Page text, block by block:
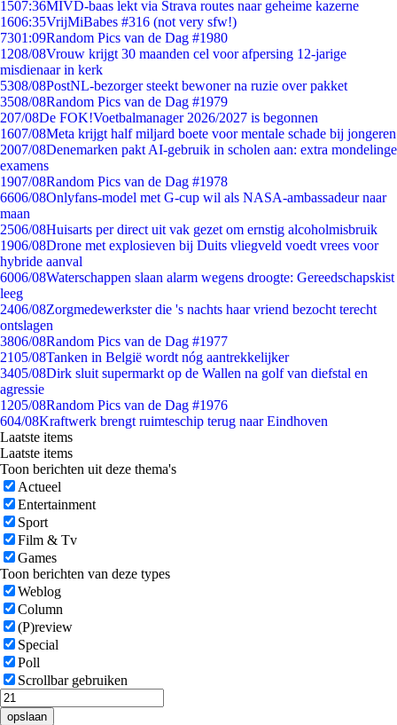
1507:36MIVD-baas lekt via Strava routes naar geheime kazerne
1606:35VrijMiBabes #316 (not very sfw!)
7301:09Random Pics van de Dag #1980
1208/08Vrouw krijgt 30 maanden cel voor afpersing 12-jarige
misdienaar in kerk
5308/08PostNL-bezorger steekt bewoner na ruzie over pakket
3508/08Random Pics van de Dag #1979
207/08De FOK!Voetbalmanager 2026/2027 is begonnen
1607/08Meta krijgt half miljard boete voor mentale schade bij jongeren
2007/08Denemarken pakt AI-gebruik in scholen aan: extra mondelinge
examens
1907/08Random Pics van de Dag #1978
6606/08Onlyfans-model met G-cup wil als NASA-ambassadeur naar
maan
2506/08Huisarts per direct uit vak gezet om ernstig alcoholmisbruik
1906/08Drone met explosieven bij Duits vliegveld voedt vrees voor
hybride aanval
6006/08Waterschappen slaan alarm wegens droogte: Gereedschapskist
leeg
2406/08Zorgmedewerkster die 's nachts haar vriend bezocht terecht
ontslagen
3806/08Random Pics van de Dag #1977
2105/08Tanken in België wordt nóg aantrekkelijker
3405/08Dirk sluit supermarkt op de Wallen na golf van diefstal en
agressie
1205/08Random Pics van de Dag #1976
604/08Kraftwerk brengt ruimteschip terug naar Eindhoven
Laatste items
Laatste items
Toon berichten uit deze thema's
Actueel
Entertainment
Sport
Film & Tv
Games
Toon berichten van deze types
Weblog
Column
(P)review
Special
Poll
Scrollbar gebruiken
opslaan